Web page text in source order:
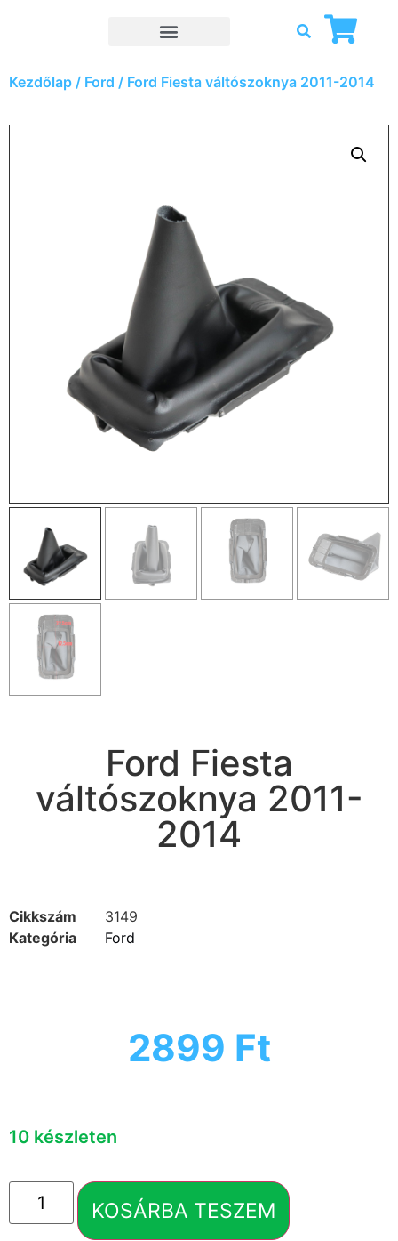
Kezdőlap / Ford / Ford Fiesta váltószoknya 2011-2014
Ford Fiesta
váltószoknya 2011-
2014
Cikkszám
3149
Kategória
Ford
2899 Ft
10 készleten
KOSÁRBA TESZEM